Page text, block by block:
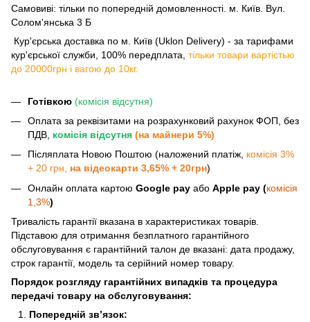
Самовиві: тільки по попередній домовленності. м. Київ. Вул.
Солом'янська 3 Б
​​​​​​ Кур'єрська доставка по м. Київ (Uklon Delivery) - за тарифами
кур'єрської служби, 100% передплата, тільки товари вартістью
до 20000грн і вагою до 10кг.
Готівкою (комісія відсутня)
Оплата за реквізитами на розрахунковий рахунок ФОП, без
ПДВ, комісія відсутня (на майнери 5%)
Післяплата Новою Поштою (наложений платіж, комісія 3%
+ 20 грн, на відеокарти 3,65% + 20грн)
Онлайн оплата картою Google pay або Apple pay (комісія
1,3%)
Тривалість гарантії вказана в характеристиках товарів.
Підставою для отримання безплатного гарантійного
обслуговування є гарантійний талон де вказані: дата продажу,
строк гарантії, модель та серійний номер товару.
Порядок розгляду гарантійних випадків та процедура
передачі товару на обслуговування:
Попередній зв’язок: